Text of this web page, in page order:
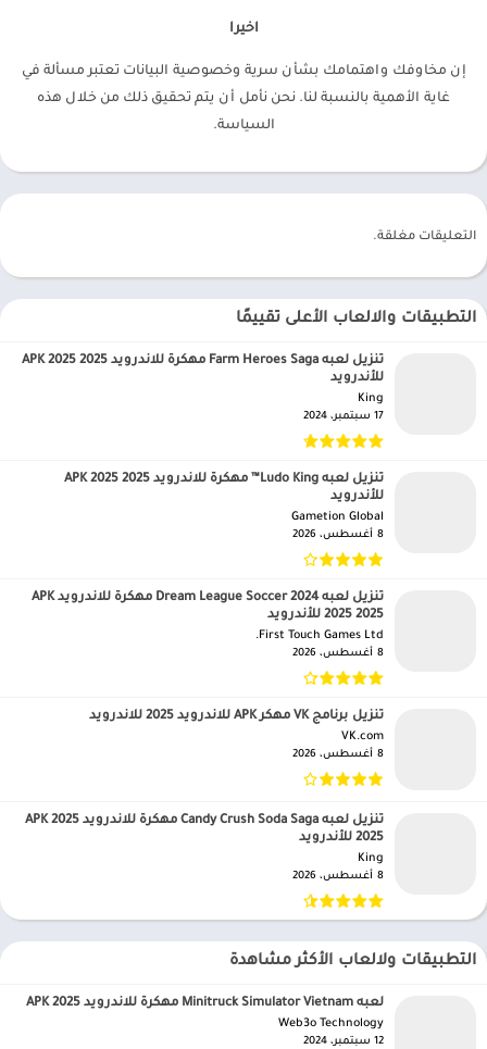
اخيرا
إن مخاوفك واهتمامك بشأن سرية وخصوصية البيانات تعتبر مسألة في
غاية الأهمية بالنسبة لنا. نحن نأمل أن يتم تحقيق ذلك من خلال هذه
السياسة.
التعليقات مغلقة.
التطبيقات والالعاب الأعلى تقييمًا
تنزيل لعبه Farm Heroes Saga مهكرة للاندرويد APK 2025 2025
للأندرويد
King‏
17 سبتمبر، 2024
تنزيل لعبه Ludo King™ مهكرة للاندرويد APK 2025 2025
للأندرويد
Gametion Global‏
8 أغسطس، 2026
تنزيل لعبه Dream League Soccer 2024 مهكرة للاندرويد APK
2025 2025 للأندرويد
First Touch Games Ltd.‏
8 أغسطس، 2026
تنزيل برنامج VK مهكر APK للاندرويد 2025 للاندرويد
VK.com‏
8 أغسطس، 2026
تنزيل لعبه Candy Crush Soda Saga مهكرة للاندرويد APK 2025
2025 للأندرويد
King‏
8 أغسطس، 2026
التطبيقات ولالعاب الأكثر مشاهدة
لعبه Minitruck Simulator Vietnam مهكرة للاندرويد APK 2025
Web3o Technology‏
12 سبتمبر، 2024